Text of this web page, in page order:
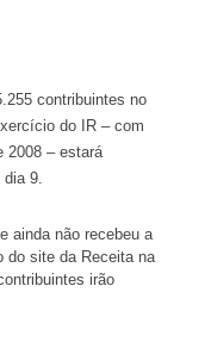
contribuintes no
do IR – com
2008 – estará
dia 9.
ainda não recebeu a
do site da Receita na
irão